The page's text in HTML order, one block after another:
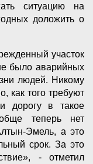
ситуацию на
доложить о
участок
было аварийных
людей. Никому
как того требуют
дорогу в такое
теперь нет
Эмель, а это
срок. За это
- отметил